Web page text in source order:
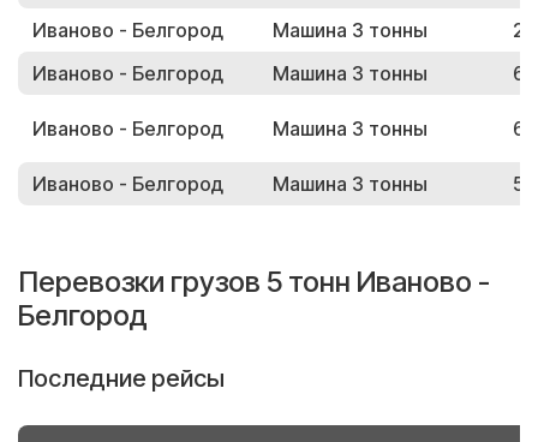
Иваново - Белгород
Машина 3 тонны
Иваново - Белгород
Машина 3 тонны
Иваново - Белгород Машина 3 тонны
Иваново - Белгород Машина 3 тонны
Перевозки грузов 5 тонн Иваново -
Белгород
Последние рейсы